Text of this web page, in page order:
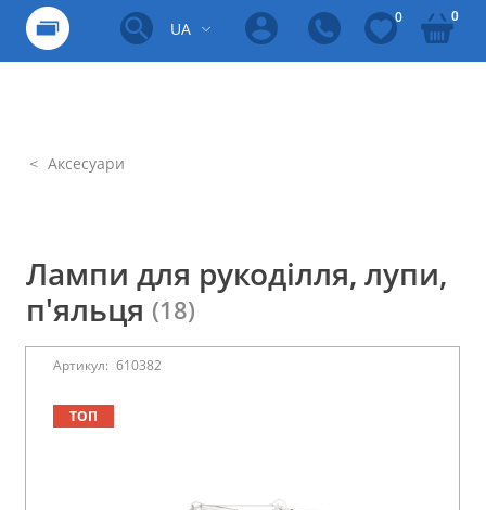
UA
0 0
Аксесуари
Лампи для рукоділля, лупи,
п'яльця (18)
Артикул: 610382
ТОП